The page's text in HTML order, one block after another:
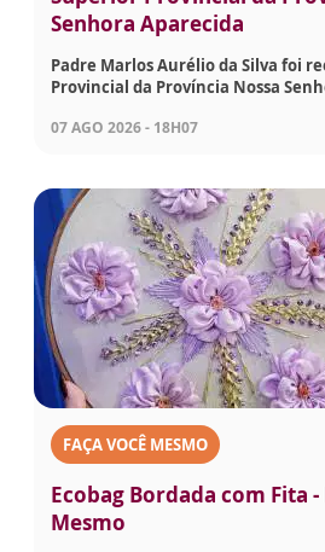
Senhora Aparecida
Padre Marlos Aurélio da Silva foi
Provincial da Província Nossa
07 AGO 2026 - 18H07
FAÇA VOCÊ MESMO
Ecobag Bordada com Fita -
Mesmo